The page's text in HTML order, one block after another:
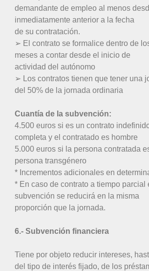
demandante de empleo al menos
inmediatamente anterior a la fecha
de su contratación.
➢ El contrato se formalice dentro de
meses a contar desde el inicio de
actividad del autónomo
➢ Los contratos tienen que tener una
del 50% de la jornada ordinaria
Cuantía de la subvención:
4.500 euros si es un contrato
completa y el contratado es hombre
5.000 euros si la persona contratada
persona transgénero
* Incrementos adicionales en
* En caso de contrato a tiempo parcial
subvención se reducirá en la misma
proporción que la jornada.
6.- Subvención financiera
Tiene por objeto reducir intereses,
del tipo de interés fijado, de los